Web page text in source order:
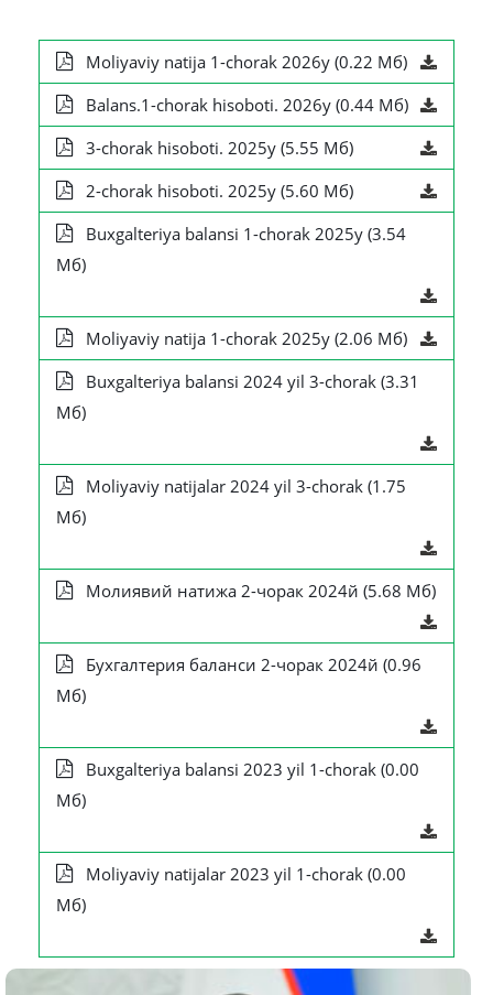
Moliyaviy natija 1-chorak 2026y (0.22 Мб)
Balans.1-chorak hisoboti. 2026y (0.44 Мб)
3-chorak hisoboti. 2025y (5.55 Мб)
2-chorak hisoboti. 2025y (5.60 Мб)
Buxgalteriya balansi 1-chorak 2025y (3.54
Мб)
Moliyaviy natija 1-chorak 2025y (2.06 Мб)
Buxgalteriya balansi 2024 yil 3-chorak (3.31
Мб)
Moliyaviy natijalar 2024 yil 3-chorak (1.75
Мб)
Молиявий натижа 2-чорак 2024й (5.68 Мб)
Бухгалтерия баланси 2-чорак 2024й (0.96
Мб)
Buxgalteriya balansi 2023 yil 1-chorak (0.00
Мб)
Moliyaviy natijalar 2023 yil 1-chorak (0.00
Мб)